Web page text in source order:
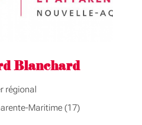
Blanchard
régional
Maritime (17)